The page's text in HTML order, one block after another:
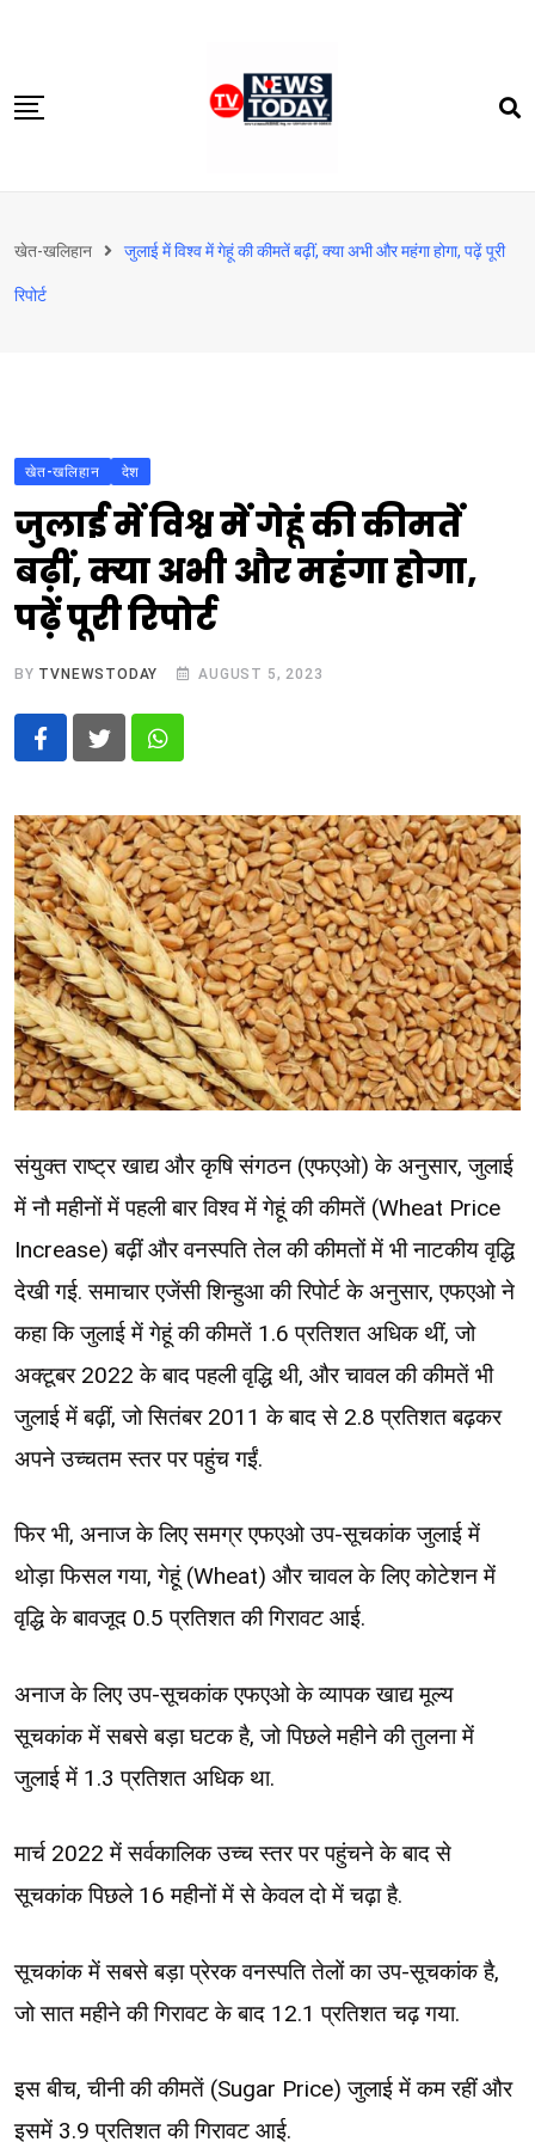
content
दिल्‍ली-एनसीआर
उत्तराखंड
बिजनेस
विदेश
खेत-खलिहान जुलाई में विश्व में गेहूं की कीमतें बढ़ीं, क्‍या अभी और महंगा होगा, पढ़ें पूरी
रिपोर्ट
खेत-खलिहान देश
जुलाई में विश्व में गेहूं की कीमतें
बढ़ीं, क्‍या अभी और महंगा होगा,
पढ़ें पूरी रिपोर्ट
BY TVNEWSTODAY AUGUST 5, 2023
Whatsapp
संयुक्त राष्ट्र खाद्य और कृषि संगठन (एफएओ) के अनुसार, जुलाई
में नौ महीनों में पहली बार विश्व में गेहूं की कीमतें (Wheat Price
Increase) बढ़ीं और वनस्पति तेल की कीमतों में भी नाटकीय वृद्धि
देखी गई. समाचार एजेंसी शिन्हुआ की रिपोर्ट के अनुसार, एफएओ ने
कहा कि जुलाई में गेहूं की कीमतें 1.6 प्रतिशत अधिक थीं, जो
अक्टूबर 2022 के बाद पहली वृद्धि थी, और चावल की कीमतें भी
जुलाई में बढ़ीं, जो सितंबर 2011 के बाद से 2.8 प्रतिशत बढ़कर
अपने उच्चतम स्तर पर पहुंच गईं.
फिर भी, अनाज के लिए समग्र एफएओ उप-सूचकांक जुलाई में
थोड़ा फिसल गया, गेहूं (Wheat) और चावल के लिए कोटेशन में
वृद्धि के बावजूद 0.5 प्रतिशत की गिरावट आई.
अनाज के लिए उप-सूचकांक एफएओ के व्यापक खाद्य मूल्य
सूचकांक में सबसे बड़ा घटक है, जो पिछले महीने की तुलना में
जुलाई में 1.3 प्रतिशत अधिक था.
मार्च 2022 में सर्वकालिक उच्च स्तर पर पहुंचने के बाद से
सूचकांक पिछले 16 महीनों में से केवल दो में चढ़ा है.
सूचकांक में सबसे बड़ा प्रेरक वनस्पति तेलों का उप-सूचकांक है,
जो सात महीने की गिरावट के बाद 12.1 प्रतिशत चढ़ गया.
इस बीच, चीनी की कीमतें (Sugar Price) जुलाई में कम रहीं और
इसमें 3.9 प्रतिशत की गिरावट आई.